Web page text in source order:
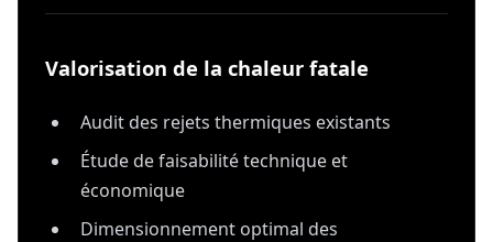
Valorisation de la chaleur fatale
Audit des rejets thermiques existants
Étude de faisabilité technique et
économique
Dimensionnement optimal des